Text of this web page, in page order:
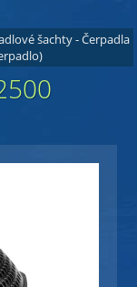
šachty - Čerpadla